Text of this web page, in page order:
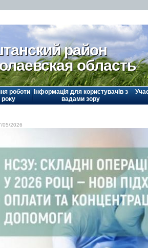
район
область
роботи
Інформація для користувачів з
вадами зору
05/2026